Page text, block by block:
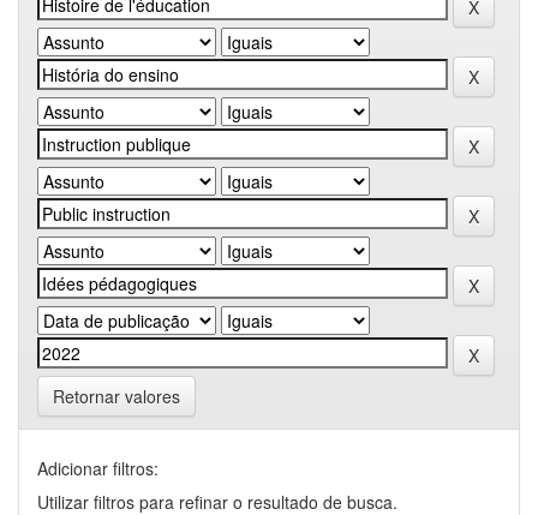
Retornar valores
Adicionar filtros:
Utilizar filtros para refinar o resultado de busca.